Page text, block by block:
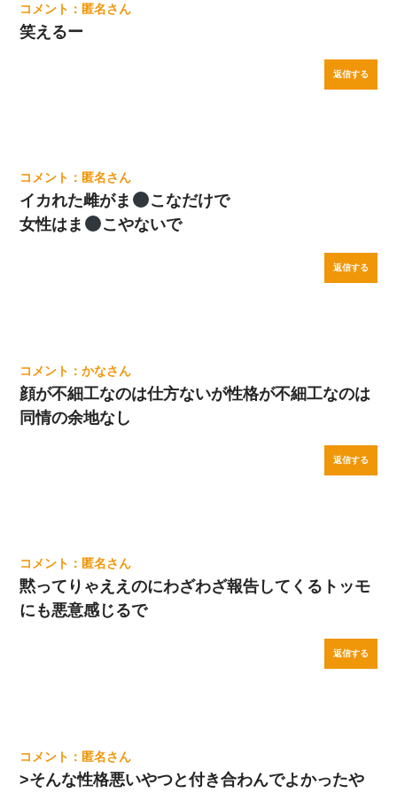
匿名
笑えるー
返信する
匿名
イカれた雌がま
こなだけで
女性はま
こやないで
返信する
かな
顔が不細工なのは仕方ないが性格が不細工なのは
同情の余地なし
返信する
匿名
黙ってりゃええのにわざわざ報告してくるトッモ
にも悪意感じるで
返信する
匿名
>そんな性格悪いやつと付き合わんでよかったや